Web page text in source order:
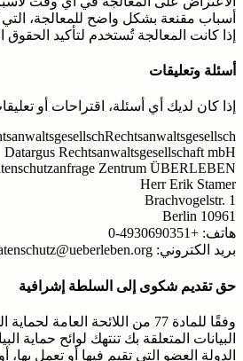
أسباب مقنعة بشكل واضح للمعالجة،
إذا كانت المعالجة تُستخدم لتأكيد الحقوق
أسئلة وتعليقات
إذا كان لديك أي أسئلة، اقتراحات أو
Datargus Rechtsanwaltsgesellschaft mbH
Zentrum ÜBERLEBEN“
Herr Erik Stamer
Brachvogelstr. 1
10961 Berlin
هاتف: +4930690351-0
بريد الكتروني: datenschutz@ueberleben.org
حق تقديم شكوى إلى السلطة إشرافية
وفقًا للمادة 77 من اللائحة العامة لحماية البيانات (GDPR)، يحق لك الطعن لدى سلطة إشرافية إذا كنت تعتقد أن معالجة
البيانات المتعلقة بك تنتهك لوائح
الدولة العضو التي تقيم فيها أو تعمل بها،